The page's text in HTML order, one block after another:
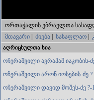
ორთაჭალის ებრაელთა
მთავარი
ძიება სასაფლაო
აღრიცხულთა სია
ოჩერაშვილი ავრაჰამ იაკობის-
ოჩერაშვილი არონ იოსების-ძე
ოჩერაშვილი დავიდ მოშეს-ძე ?-